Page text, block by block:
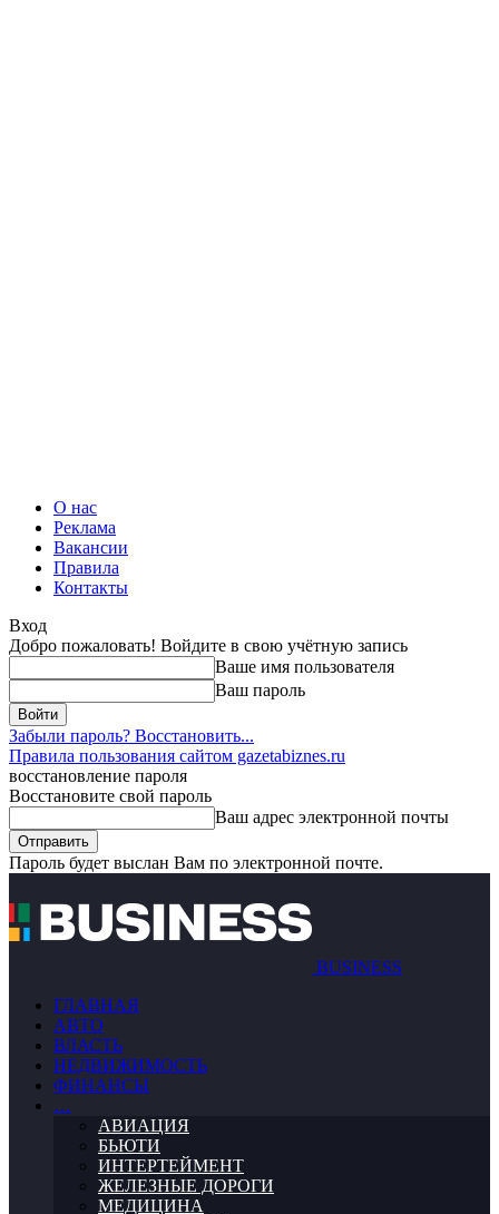
О нас
Реклама
Вакансии
Правила
Контакты
Вход
Добро пожаловать! Войдите в свою учётную запись
Ваше имя пользователя
Ваш пароль
Забыли пароль? Восстановить...
Правила пользования сайтом gazetabiznes.ru
восстановление пароля
Восстановите свой пароль
Ваш адрес электронной почты
Пароль будет выслан Вам по электронной почте.
BUSINESS
ГЛАВНАЯ
АВТО
ВЛАСТЬ
НЕДВИЖИМОСТЬ
ФИНАНСЫ
…
АВИАЦИЯ
БЬЮТИ
ИНТЕРТЕЙМЕНТ
ЖЕЛЕЗНЫЕ ДОРОГИ
МЕДИЦИНА